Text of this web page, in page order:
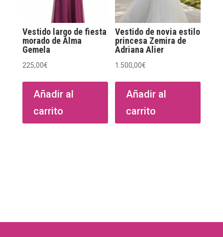
página
de
producto
Vestido largo de fiesta
morado de Alma
Gemela
225,00€
Añadir al
carrito
Vestido de novia estilo
princesa Zemira de
Adriana Alier
1.500,00€
Añadir al
carrito